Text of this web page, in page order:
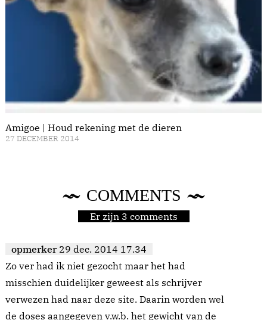
Amigoe | Houd rekening met de dieren
27 DECEMBER 2014
COMMENTS
Er zijn 3 comments
opmerker 29 dec. 2014 17.34
Zo ver had ik niet gezocht maar het had
misschien duidelijker geweest als schrijver
verwezen had naar deze site. Daarin worden wel
de doses aangegeven v.w.b. het gewicht van de